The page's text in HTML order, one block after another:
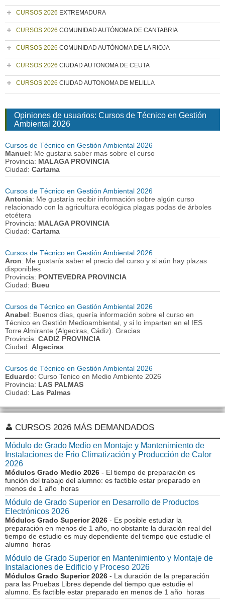
CURSOS 2026 EXTREMADURA
CURSOS 2026 COMUNIDAD AUTÓNOMA DE CANTABRIA
CURSOS 2026 COMUNIDAD AUTÓNOMA DE LA RIOJA
CURSOS 2026 CIUDAD AUTONOMA DE CEUTA
CURSOS 2026 CIUDAD AUTONOMA DE MELILLA
Opiniones de usuarios: Cursos de Técnico en Gestión
Ambiental 2026
Cursos de Técnico en Gestión Ambiental 2026
Manuel: Me gustaria saber mas sobre el curso
Provincia: MALAGA PROVINCIA
Ciudad: Cartama
Cursos de Técnico en Gestión Ambiental 2026
Antonia: Me gustaría recibir información sobre algún curso
relacionado con la agricultura ecológica plagas podas de árboles
etcétera
Provincia: MALAGA PROVINCIA
Ciudad: Cartama
Cursos de Técnico en Gestión Ambiental 2026
Aron: Me gustaría saber el precio del curso y si aún hay plazas
disponibles
Provincia: PONTEVEDRA PROVINCIA
Ciudad: Bueu
Cursos de Técnico en Gestión Ambiental 2026
Anabel: Buenos días, quería información sobre el curso en
Técnico en Gestión Medioambiental, y si lo imparten en el IES
Torre Almirante (Algeciras, Cádiz). Gracias
Provincia: CADIZ PROVINCIA
Ciudad: Algeciras
Cursos de Técnico en Gestión Ambiental 2026
Eduardo: Curso Tenico en Medio Ambiente 2026
Provincia: LAS PALMAS
Ciudad: Las Palmas
CURSOS 2026 MÁS DEMANDADOS
Módulo de Grado Medio en Montaje y Mantenimiento de
Instalaciones de Frio Climatización y Producción de Calor
2026
Módulos Grado Medio 2026 - El tiempo de preparación es
función del trabajo del alumno: es factible estar preparado en
menos de 1 año horas
Módulo de Grado Superior en Desarrollo de Productos
Electrónicos 2026
Módulos Grado Superior 2026 - Es posible estudiar la
preparación en menos de 1 año, no obstante la duración real del
tiempo de estudio es muy dependiente del tiempo que estudie el
alumno horas
Módulo de Grado Superior en Mantenimiento y Montaje de
Instalaciones de Edificio y Proceso 2026
Módulos Grado Superior 2026 - La duración de la preparación
para las Pruebas Libres depende del tiempo que estudie el
alumno. Es factible estar preparado en menos de 1 año horas